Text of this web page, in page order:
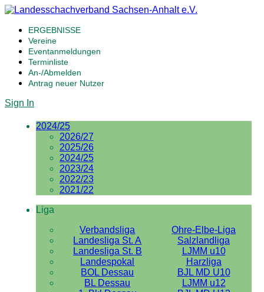
ERGEBNISSE
Vereine
Eventanmeldungen
Terminliste
An-/Abmelden
Antrag neuer Nutzer
Sign In
2024/25
2026/27
2025/26
2024/25
2023/24
2022/23
2021/22
Liga
Verbandsliga
Ohre-Elbe-Liga
Landesliga St. A
Salzlandliga
Landesliga St. B
LJMM u10
Landespokal
Harzliga
BOL Dessau
BJL MD U10
BL Dessau
LJMM u12